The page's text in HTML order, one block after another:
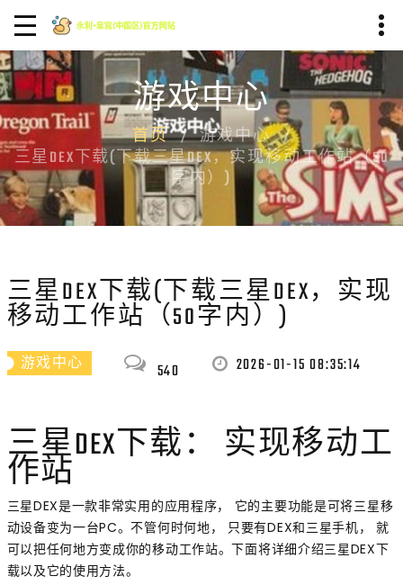
游戏中心
首页
游戏中心
三星DEX下载(下载三星DEX，实现移动工作站（50
字内）)
三星DEX下载(下载三星DEX，实现
移动工作站（50字内）)
游戏中心 540 2026-01-15 08:35:14
三星DEX下载： 实现移动工
作站
三星DEX是一款非常实用的应用程序， 它的主要功能是可将三星移
动设备变为一台PC。不管何时何地， 只要有DEX和三星手机， 就
可以把任何地方变成你的移动工作站。下面将详细介绍三星DEX下
载以及它的使用方法。